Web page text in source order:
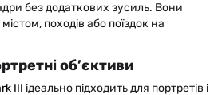
без додаткових зусиль. Вони
походів або поїздок на
об’єктиви
III ідеально підходить для портретів і